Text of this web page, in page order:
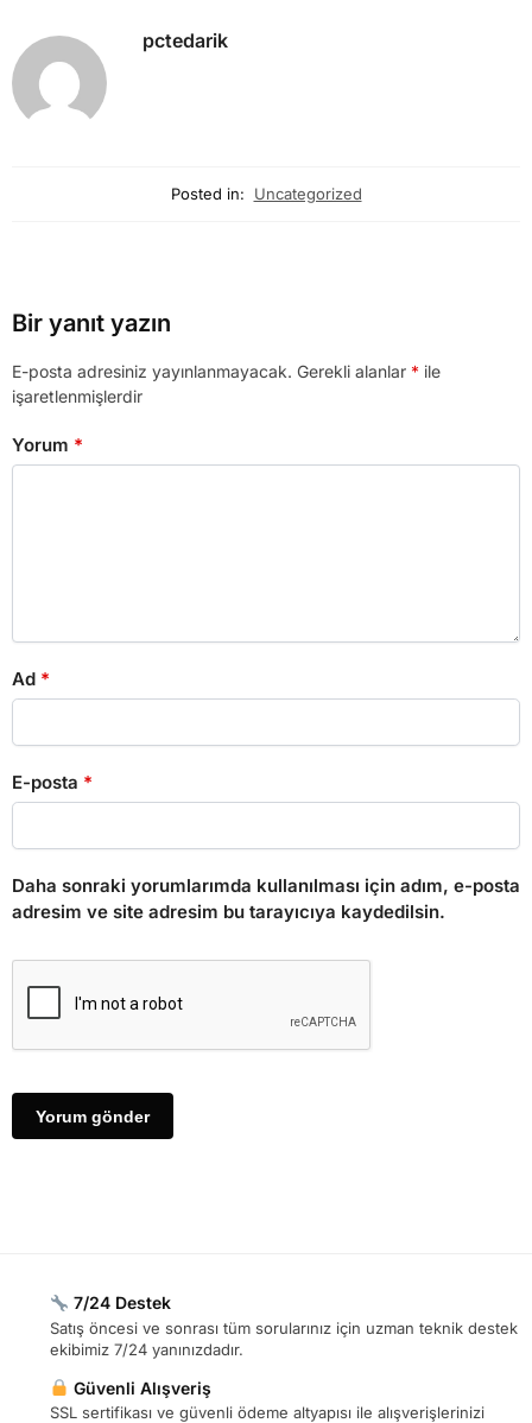
pctedarik
Posted in: Uncategorized
Bir yanıt yazın
E-posta adresiniz yayınlanmayacak. Gerekli alanlar * ile
işaretlenmişlerdir
Yorum *
Ad *
E-posta *
Daha sonraki yorumlarımda kullanılması için adım, e-posta
adresim ve site adresim bu tarayıcıya kaydedilsin.
7/24 Destek
Satış öncesi ve sonrası tüm sorularınız için uzman teknik destek
ekibimiz 7/24 yanınızdadır.
Güvenli Alışveriş
SSL sertifikası ve güvenli ödeme altyapısı ile alışverişlerinizi